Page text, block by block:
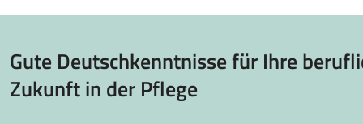
Gute Deutschkenntnisse für Ihre
Zukunft in der Pflege